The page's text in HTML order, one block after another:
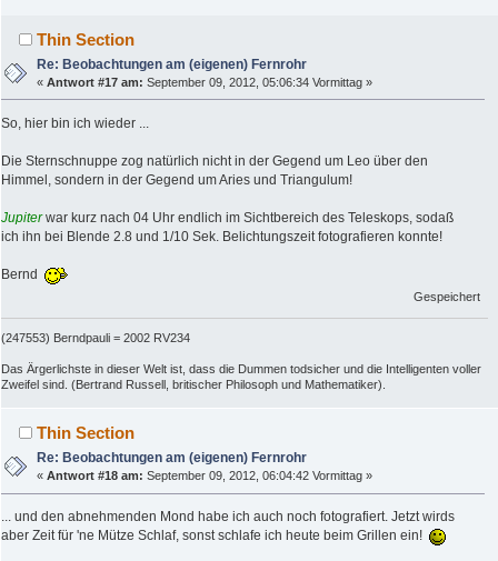
Thin Section
Re: Beobachtungen am (eigenen) Fernrohr
«Antwort #17 am: September 09, 2012, 05:06:34 Vormittag »
So, hier bin ich wieder ...
Die Sternschnuppe zog natürlich nicht in der Gegend um Leo über den
Himmel, sondern in der Gegend um Aries und Triangulum!
Jupiterwar kurz nach 04 Uhr endlich im Sichtbereich des Teleskops, sodaß
ich ihn bei Blende 2.8 und 1/10 Sek. Belichtungszeit fotografieren konnte!
Bernd
Gespeichert
(247553) Berndpauli = 2002 RV234
Das Ärgerlichste in dieser Welt ist, dass die Dummen todsicher und die Intelligenten voller
Zweifel sind. (Bertrand Russell, britischer Philosoph und Mathematiker).
Thin Section
Re: Beobachtungen am (eigenen) Fernrohr
«Antwort #18 am: September 09, 2012, 06:04:42 Vormittag »
... und den abnehmenden Mond habe ich auch noch fotografiert. Jetzt wirds
aber Zeit für 'ne Mütze Schlaf, sonst schlafe ich heute beim Grillen ein!